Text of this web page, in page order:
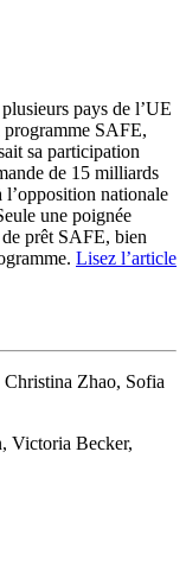
pays de l’UE
programme SAFE,
sa participation
de 15 milliards
l’opposition nationale
une poignée
de prêt SAFE, bien
Lisez l’article
Zhao, Sofia
Victoria Becker,